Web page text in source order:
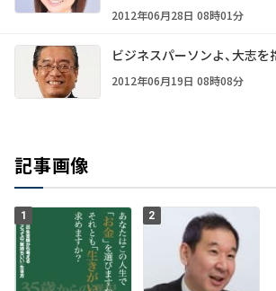
2012年06月28日 08時01分
ビジネスパーソンよ、大志を
2012年06月19日 08時08分
記事画像
1 2